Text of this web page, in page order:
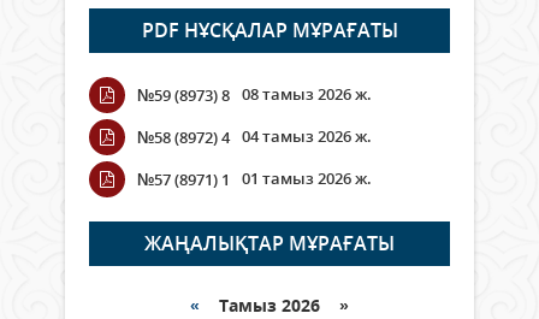
Open Air: Қызылорда облысы
полиция департаменті 20
мыңнан астам көрерменнің
қауіпсіздігін қамтамасыз етті
06 тамыз 2026 ж.
Wi-Fi ҚАБЫРҒА АРҚЫЛЫ ҚАЛАЙ
ӨТЕДІ?
06 тамыз 2026 ж. 279
граждане Казахстана,
PDF НҰСҚАЛАР МҰРАҒАТЫ
№59 (8973) 8 08 тамыз 2026 ж.
№58 (8972) 4 04 тамыз 2026 ж.
№57 (8971) 1
01 тамыз 2026 ж.
ЖАҢАЛЫҚТАР МҰРАҒАТЫ
« Тамыз 2026 »